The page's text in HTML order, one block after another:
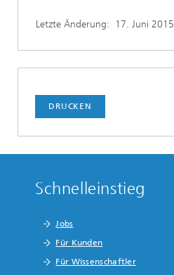
Letzte Änderung: 17. Juni 2015
DRUCKEN
Schnelleinstieg
Jobs
Für Kunden
Für Wissenschaftler